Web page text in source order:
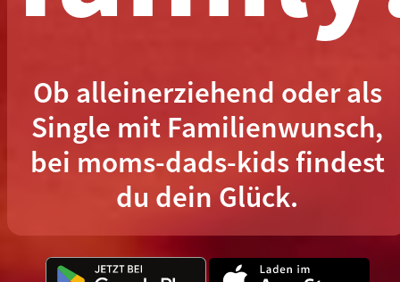
Ob alleinerziehend oder als
Single mit Familienwunsch,
bei moms-dads-kids findest
du dein Glück.